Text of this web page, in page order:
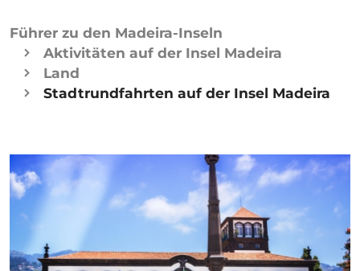
Führer zu den Madeira-Inseln
Aktivitäten auf der Insel Madeira
Land
Stadtrundfahrten auf der Insel Madeira